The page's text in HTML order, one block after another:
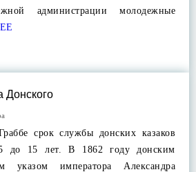
администрации молодежные
Донского
срок службы донских казаков
до 15 лет. В 1862 году донским
указом императора Александра